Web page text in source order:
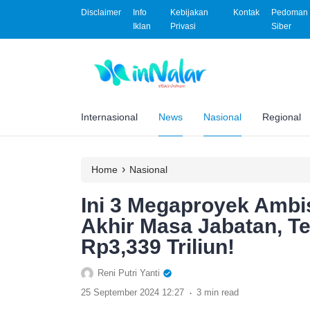
Disclaimer
Info
Iklan
Kebijakan
Privasi
Kontak
Siber
Internasional News Nasional Regional
Home › Nasional
Ini 3 Megaproyek
Akhir Masa Jabatan,
Rp3,339 Triliun!
Reni Putri Yanti
25 September 2024 12:27 . 3 min read